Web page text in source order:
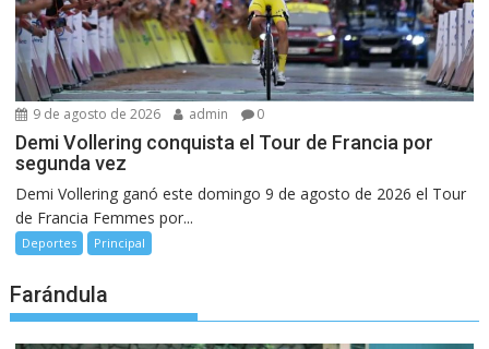
9 de agosto de 2026 admin 0
Demi Vollering conquista el Tour de Francia por
segunda vez
Demi Vollering ganó este domingo 9 de agosto de 2026 el Tour
de Francia Femmes por...
Deportes Principal
Farándula